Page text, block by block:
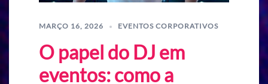
MARÇO 16, 2026 EVENTOS CORPORATIVOS
O papel do DJ em
eventos: como a